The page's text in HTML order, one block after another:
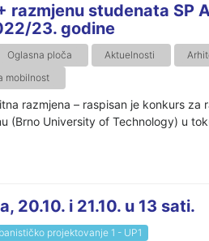
razmjenu studenata SP
23. godine
Oglasna ploča Aktuelnosti
mobilnost
razmjena – raspisan je konkurs
(Brno University of Technology) u
20.10. i 21.10. u 13 sati.
projektovanje 1 - UP1